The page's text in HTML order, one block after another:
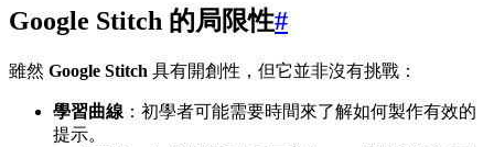
Google Stitch 的局限性#
雖然 Google Stitch 具有開創性，但它並非沒有挑戰：
學習曲線 ：初學者可能需要時間來了解如何製作有效的
提示。